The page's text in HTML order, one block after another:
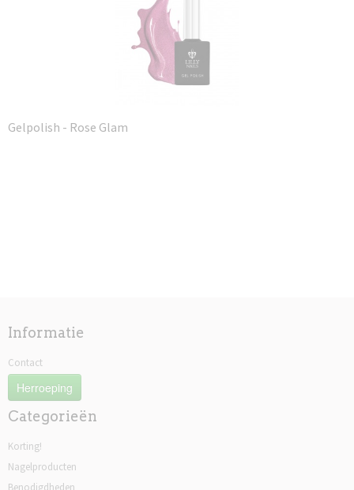
Gelpolish - Rose Glam
Informatie
Contact
Herroeping
Categorieën
Korting!
Nagelproducten
Benodigdheden